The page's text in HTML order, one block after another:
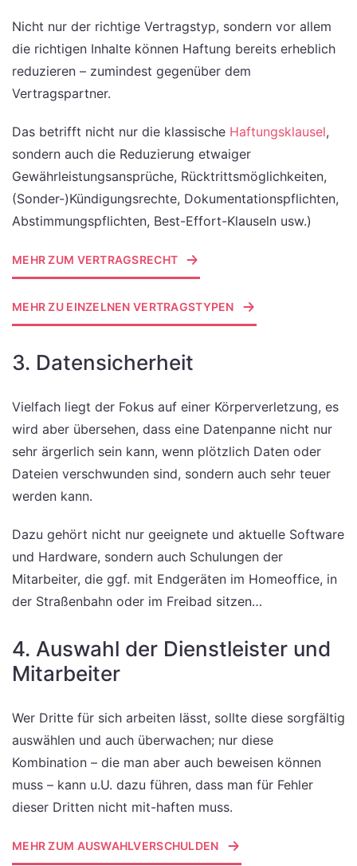
Nicht nur der richtige Vertragstyp, sondern vor allem
die richtigen Inhalte können Haftung bereits erheblich
reduzieren – zumindest gegenüber dem
Vertragspartner.
Das betrifft nicht nur die klassische Haftungsklausel,
sondern auch die Reduzierung etwaiger
Gewährleistungsansprüche, Rücktrittsmöglichkeiten,
(Sonder-)Kündigungsrechte, Dokumentationspflichten,
Abstimmungspflichten, Best-Effort-Klauseln usw.)
MEHR ZUM VERTRAGSRECHT
MEHR ZU EINZELNEN VERTRAGSTYPEN
3. Datensicherheit
Vielfach liegt der Fokus auf einer Körperverletzung, es
wird aber übersehen, dass eine Datenpanne nicht nur
sehr ärgerlich sein kann, wenn plötzlich Daten oder
Dateien verschwunden sind, sondern auch sehr teuer
werden kann.
Dazu gehört nicht nur geeignete und aktuelle Software
und Hardware, sondern auch Schulungen der
Mitarbeiter, die ggf. mit Endgeräten im Homeoffice, in
der Straßenbahn oder im Freibad sitzen…
4. Auswahl der Dienstleister und
Mitarbeiter
Wer Dritte für sich arbeiten lässt, sollte diese sorgfältig
auswählen und auch überwachen; nur diese
Kombination – die man aber auch beweisen können
muss – kann u.U. dazu führen, dass man für Fehler
dieser Dritten nicht mit-haften muss.
MEHR ZUM AUSWAHLVERSCHULDEN